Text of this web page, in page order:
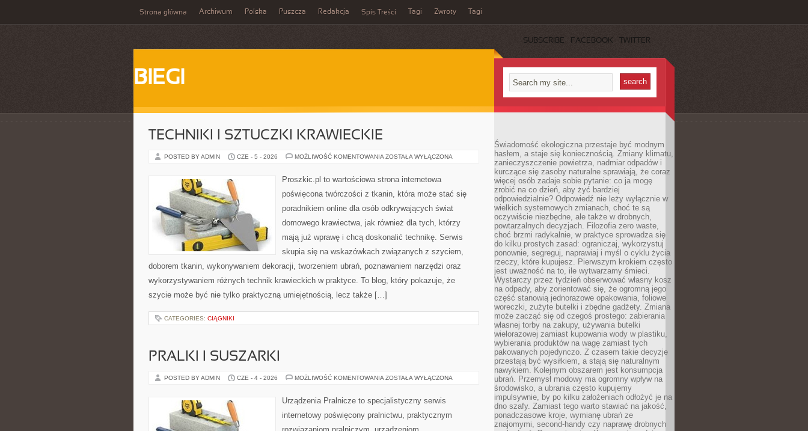
Strona główna Archiwum Polska Puszcza Redakcja Spis Treści Tagi Zwroty Tagi
SUBSCRIBE FACEBOOK TWITTER
BIEGI
TECHNIKI I SZTUCZKI KRAWIECKIE
POSTED BY ADMIN CZE - 5 - 2026 MOŻLIWOŚĆ KOMENTOWANIA TECHNIKI
KRAWIECKIE
ZOSTAŁA WYŁĄCZONA
Proszkic.pl to wartościowa strona internetowa
poświęcona twórczości z tkanin, która może stać się
poradnikiem online dla osób odkrywających świat
domowego krawiectwa, jak również dla tych, którzy
mają już wprawę i chcą doskonalić technikę. Serwis
skupia się na wskazówkach związanych z szyciem,
doborem tkanin, wykonywaniem dekoracji, tworzeniem ubrań, poznawaniem narzędzi oraz
wykorzystywaniem różnych technik krawieckich w praktyce. To blog, który pokazuje, że
szycie może być nie tylko praktyczną umiejętnością, lecz także […]
CATEGORIES: CIĄGNIKI
PRALKI I SUSZARKI
POSTED BY ADMIN CZE - 4 - 2026 MOŻLIWOŚĆ KOMENTOWANIA PRALKI
ZOSTAŁA WYŁĄCZONA
Urządzenia Pralnicze to specjalistyczny serwis
internetowy poświęcony pralnictwu, praktycznym
Świadomość ekologiczna przestaje być modnym
hasłem, a staje się koniecznością. Zmiany klimatu,
zanieczyszczenie powietrza, nadmiar odpadów i
kurczące się zasoby naturalne sprawiają, że coraz
więcej osób zadaje sobie pytanie: co ja mogę
zrobić na co dzień, aby żyć bardziej
odpowiedzialnie? Odpowiedź nie leży wyłącznie w
wielkich systemowych zmianach, choć te są
oczywiście niezbędne, ale także w drobnych,
powtarzalnych decyzjach. Filozofia zero waste,
choć brzmi radykalnie, w praktyce sprowadza się
do kilku prostych zasad: ograniczaj, wykorzystuj
ponownie, segreguj, naprawiaj i myśl o cyklu życia
rzeczy, które kupujesz. Pierwszym krokiem często
jest uważność na to, ile wytwarzamy śmieci.
Wystarczy przez tydzień obserwować własny kosz
na odpady, aby zorientować się, że ogromną jego
część stanowią jednorazowe opakowania, foliowe
woreczki, zużyte butelki i zbędne gadżety. Zmiana
może zacząć się od czegoś prostego: zabierania
własnej torby na zakupy, używania butelki
wielorazowej zamiast kupowania wody w plastiku,
wybierania produktów na wagę zamiast tych
pakowanych pojedynczo. Z czasem takie decyzje
przestają być wysiłkiem, a stają się naturalnym
nawykiem. Kolejnym obszarem jest konsumpcja
ubrań. Przemysł modowy ma ogromny wpływ na
środowisko, a ubrania często kupujemy
impulsywnie, by po kilku założeniach odłożyć je na
dno szafy. Zamiast tego warto stawiać na jakość,
ponadczasowe kroje, wymianę ubrań ze
znajomymi, second-handy czy naprawę drobnych